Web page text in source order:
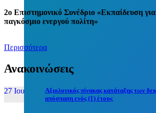
2ο Επιστημονικό Συνέδριο «Εκπαίδευση για
παγκόσμιο ενεργού πολίτη»
Περισσότερα
Ανακοινώσεις
27 Ιουν, 26
Αξιολογικός πίνακας κατάταξης των
απόσπαση ενός (1) έτους